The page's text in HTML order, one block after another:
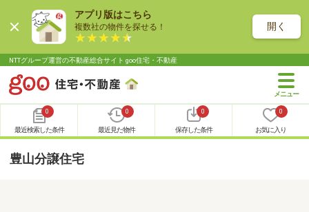
アプリ版はこちら
複数社の物件を探せる！ 開く
NTTグループ運営の不動産総合サイト goo住宅・不動産
0
最近検索した条件
0
最近見た物件
0
保存した条件
0
お気に入り
豊山分譲住宅